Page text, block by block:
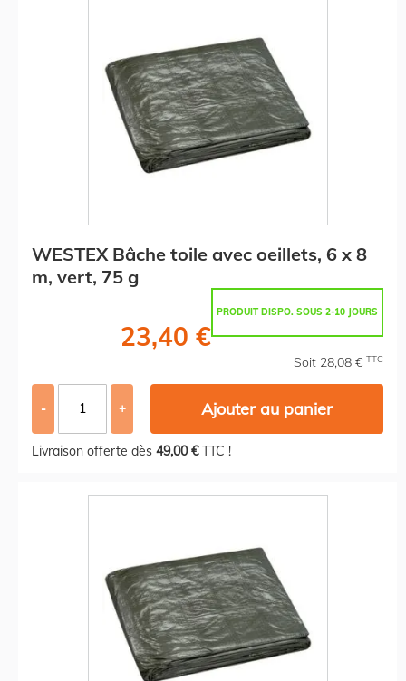
WESTEX Bâche toile avec oeillets, 6 x 8
m, vert, 75 g
PRODUIT DISPO. SOUS 2-10 JOURS
23,40 €
Soit 28,08 € TTC
- + Ajouter au panier
Livraison offerte dès 49,00 €TTC !